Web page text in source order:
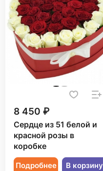
8 450 ₽
Сердце из 51 белой и
красной розы в
коробке
Подробнее В корзину